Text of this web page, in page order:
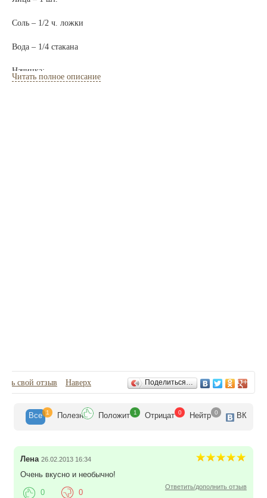
Соль – 1/2 ч. ложки
Вода – 1/4 стакана
Начинка:
Читать полное описание
Отзывы
свой отзыв Наверх Поделиться…
Все 1 Полезн Положит 1 Отрицат 0 Нейтр 0 ВК
Лена 26.02.2013 16:34
Очень вкусно и необычно!
Ответить/дополнить отзыв
0 0